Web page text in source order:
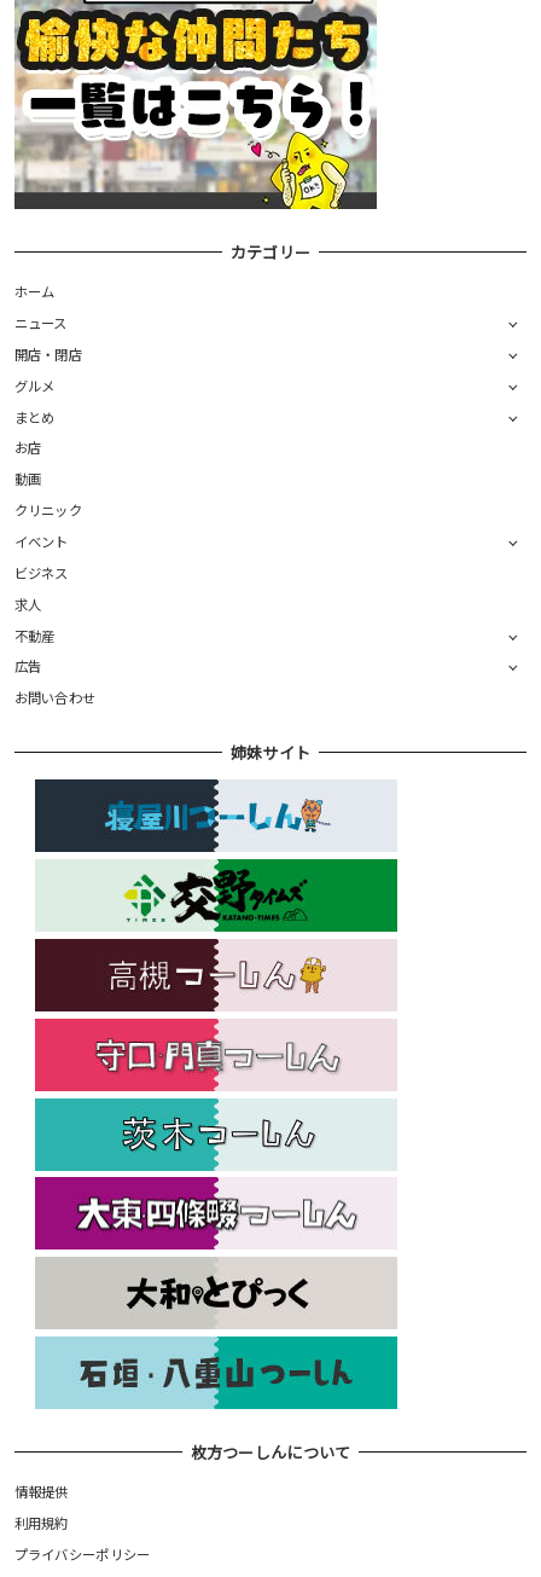
カテゴリー
ホーム
ニュース
開店・閉店
グルメ
まとめ
お店
動画
クリニック
イベント
ビジネス
求人
不動産
広告
お問い合わせ
姉妹サイト
枚方つーしんについて
情報提供
利用規約
プライバシーポリシー